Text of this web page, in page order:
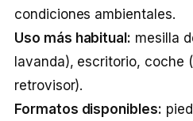
condiciones ambientales.
Uso más habitual: mesilla
lavanda), escritorio, coche
retrovisor).
Formatos disponibles: